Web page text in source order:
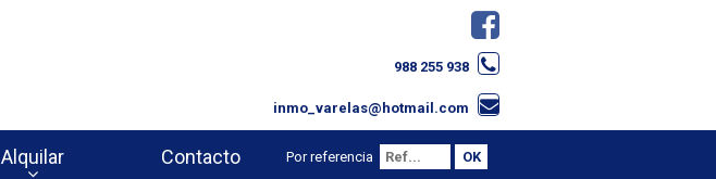
988 255 938
inmo_varelas@hotmail.com
Alquilar Contacto Por referencia